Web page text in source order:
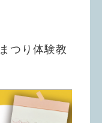
つり体験教